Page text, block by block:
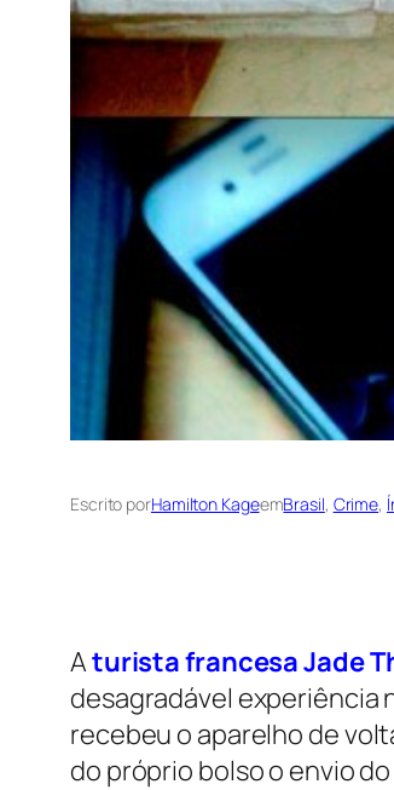
Escrito porHamilton KageemBrasil, Crime,
Aturista francesa Jade
desagradável experiência
recebeu o aparelho de
do próprio bolso o envio